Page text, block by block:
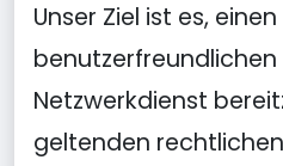
Unser Ziel ist es,
benutzerfreundlichen
Netzwerkdienst
geltenden